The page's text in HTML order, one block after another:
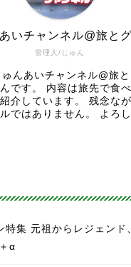
管理人/じゅん
いチャンネル@旅と
んあいチャンネル@旅
です。 内容は旅先で食
介しています。 残念な
ではありません。 よろ
特集 元祖からレジェンド
α